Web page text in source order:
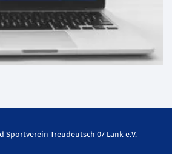
Treudeutsch 07 Lank e.V.